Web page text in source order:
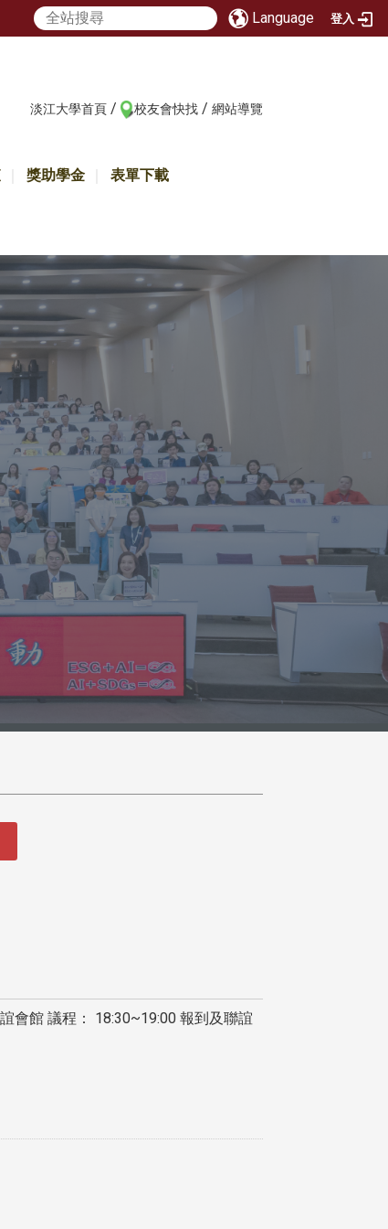
Language 登入
淡江大學首頁 / 校友會快找 / 網站導覽
獎助學金 表單下載
會館 議程： 18:30~19:00 報到及聯誼